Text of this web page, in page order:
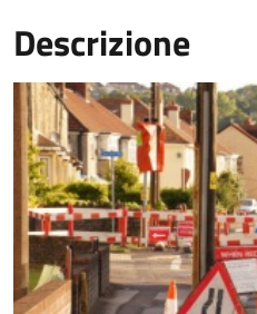
Descrizione